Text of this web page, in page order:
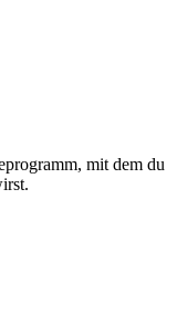
mit dem du